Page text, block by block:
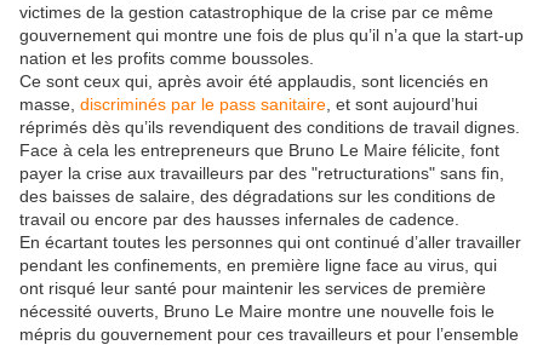
victimes de la gestion catastrophique de la crise par ce même
gouvernement qui montre une fois de plus qu’il n’a que la start-up
nation et les profits comme boussoles.
Ce sont ceux qui, après avoir été applaudis, sont licenciés en
masse, discriminés par le pass sanitaire , et sont aujourd’hui
réprimés dès qu’ils revendiquent des conditions de travail dignes.
Face à cela les entrepreneurs que Bruno Le Maire félicite, font
payer la crise aux travailleurs par des "retructurations" sans fin,
des baisses de salaire, des dégradations sur les conditions de
travail ou encore par des hausses infernales de cadence.
En écartant toutes les personnes qui ont continué d’aller travailler
pendant les confinements, en première ligne face au virus, qui
ont risqué leur santé pour maintenir les services de première
nécessité ouverts, Bruno Le Maire montre une nouvelle fois le
mépris du gouvernement pour ces travailleurs et pour l’ensemble